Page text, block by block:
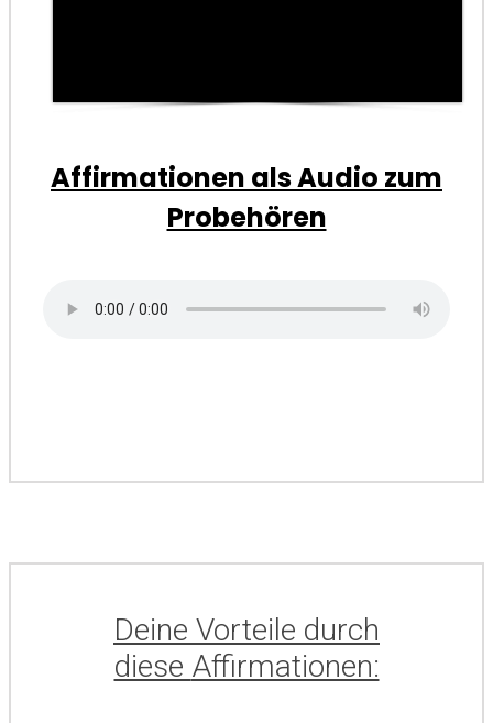
Affirmationen als Audio zum
Probehören
Deine Vorteile durch
diese Affirmationen: